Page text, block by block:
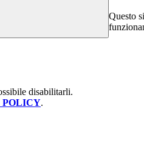
Questo
disabilitarli.
POLICY.